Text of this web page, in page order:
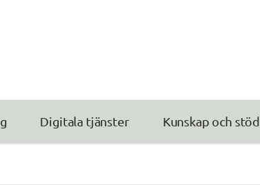
Digitala tjänster Kunskap och stöd